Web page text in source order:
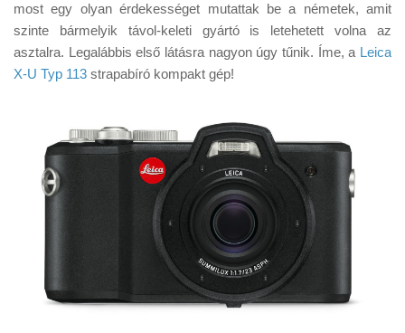
most egy olyan érdekességet mutattak be a németek, amit
szinte bármelyik távol-keleti gyártó is letehetett volna az
asztalra. Legalábbis első látásra nagyon úgy tűnik. Íme, a Leica
X-U Typ 113 strapabíró kompakt gép!